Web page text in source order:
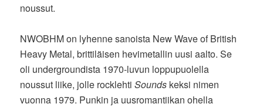
noussut.
NWOBHM on lyhenne sanoista New Wave of British
Heavy Metal, brittiläisen hevimetallin uusi aalto. Se
oli undergroundista 1970-luvun loppupuolella
noussut liike, jolle rocklehtiSounds keksi nimen
vuonna 1979. Punkin ja uusromantiikan ohella